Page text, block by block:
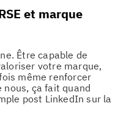
et marque
Être capable de
votre marque,
même renforcer
ça fait quand
post LinkedIn sur la